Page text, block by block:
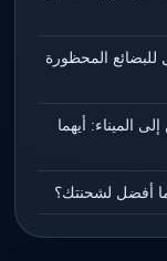
المحظورة
الميناء: أيهما
أفضل لشحنتك؟